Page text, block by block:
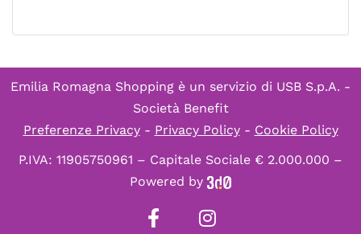
Emilia Romagna Shopping è un servizio di USB S.p.A. -
Società Benefit
Preferenze Privacy- Privacy Policy- Cookie Policy
P.IVA: 11905750961 – Capitale Sociale € 2.000.000 –
Powered by